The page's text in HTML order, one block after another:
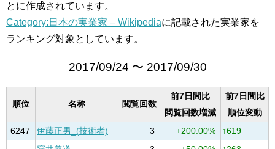
とに作成されています。
Category:日本の実業家 – Wikipediaに記載された実業家を
ランキング対象としています。
2017/09/24 〜 2017/09/30
順位 名称 閲覧回数
前7日間比
閲覧回数増減
前7日間比
順位変動
6247
伊藤正男_(技術者) 3 +200.00%
↑619